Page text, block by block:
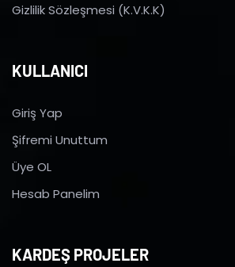
Gizlilik Sözleşmesi (K.V.K.K)
KULLANICI
Giriş Yap
Şifremi Unuttum
Üye OL
Hesab Panelim
KARDEŞ PROJELER